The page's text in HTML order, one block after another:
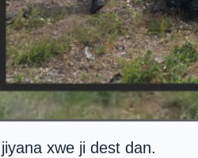
xwe ji dest dan.